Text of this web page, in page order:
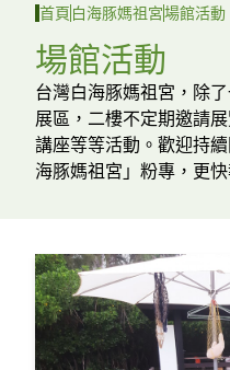
臉書
YouTube
首頁 白海豚媽祖宮場館活動
場館活動
台灣白海豚媽祖宮，除
展區，二樓不定期邀請
講座等等活動。歡迎持
海豚媽祖宮」粉專，更快